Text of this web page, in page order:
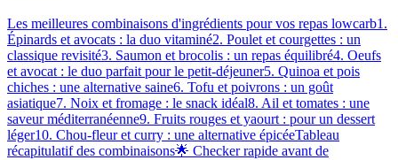
Les meilleures combinaisons d'ingrédients pour vos repas lowcarb1.
Épinards et avocats : la duo vitaminé2. Poulet et courgettes : un
classique revisité3. Saumon et brocolis : un repas équilibré4. Oeufs
et avocat : le duo parfait pour le petit-déjeuner5. Quinoa et pois
chiches : une alternative saine6. Tofu et poivrons : un goût
asiatique7. Noix et fromage : le snack idéal8. Ail et tomates : une
saveur méditerranéenne9. Fruits rouges et yaourt : pour un dessert
léger10. Chou-fleur et curry : une alternative épicéeTableau
récapitulatif des combinaisons🌟 Checker rapide avant de